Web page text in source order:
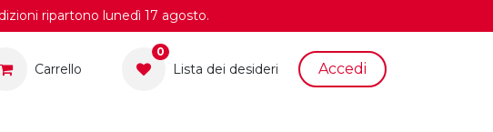
ripartono lunedì 17 agosto.
Carrello
0
Lista dei desid​eri Accedi